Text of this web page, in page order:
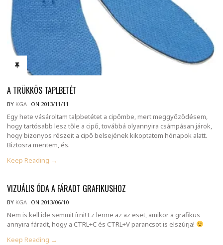
A TRÜKKÖS TAPLBETÉT
BY KGA ON 2013/11/11
Egy hete vásároltam talpbetétet a cipőmbe, mert meggyőződésem,
hogy tartósabb lesz tőle a cipő, továbbá olyannyira csámpásan járok,
hogy bizonyos részeit a cipő belsejének kikoptatom hónapok alatt.
Biztosra mentem, és.
Keep Reading →
VIZUÁLIS ÓDA A FÁRADT GRAFIKUSHOZ
BY KGA ON 2013/06/10
Nem is kell ide semmit írni! Ez lenne az az eset, amikor a grafikus
annyira fáradt, hogy a CTRL+C és CTRL+V parancsot is elszúrja!
Keep Reading →